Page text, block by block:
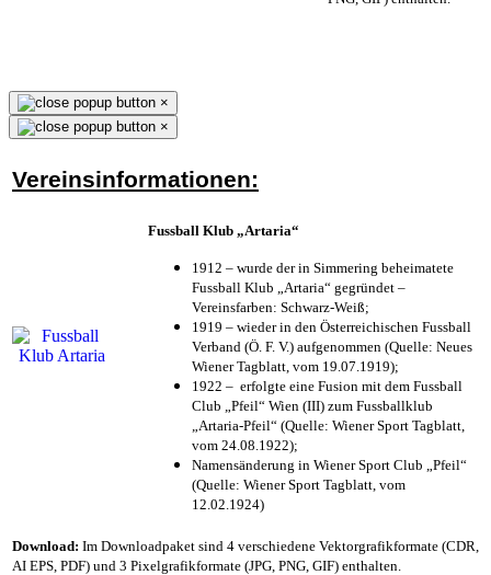
×
×
Vereinsinformationen:
Fussball Klub „Artaria“
1912 – wurde der in Simmering beheimatete
Fussball Klub „Artaria“ gegründet –
Vereinsfarben: Schwarz-Weiß;
1919 – wieder in den Österreichischen Fussball
Verband (Ö. F. V.) aufgenommen (Quelle: Neues
Wiener Tagblatt, vom 19.07.1919);
1922 – erfolgte eine Fusion mit dem Fussball
Club „Pfeil“ Wien (III) zum Fussballklub
„Artaria-Pfeil“ (Quelle: Wiener Sport Tagblatt,
vom 24.08.1922);
Namensänderung in Wiener Sport Club „Pfeil“
(Quelle: Wiener Sport Tagblatt, vom
12.02.1924)
Download: Im Downloadpaket sind 4 verschiedene Vektorgrafikformate (CDR,
AI EPS, PDF) und 3 Pixelgrafikformate (JPG, PNG, GIF) enthalten.